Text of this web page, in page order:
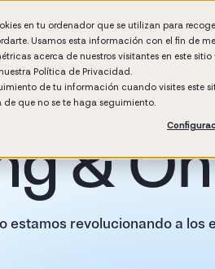
en tu ordenador que se utilizan para
Usamos esta información con el fin de
acerca de nuestros visitantes en este
Política de Privacidad.
de tu información cuando visites este
de que no se te haga seguimiento.
&
estamos revolucionando a los